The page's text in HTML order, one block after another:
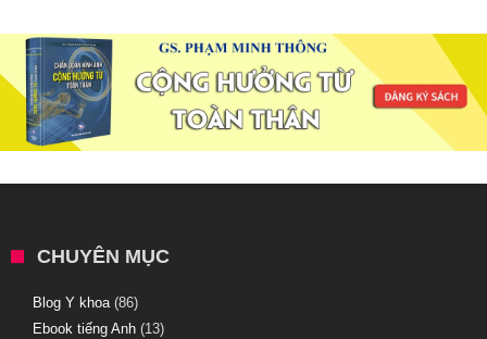
CHUYÊN MỤC
Blog Y khoa(86)
Ebook tiếng Anh (13)